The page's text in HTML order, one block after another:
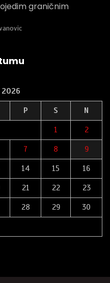
graničnim
2026
P S N
1 2
7 8 9
14 15 16
21 22 23
28 29 30